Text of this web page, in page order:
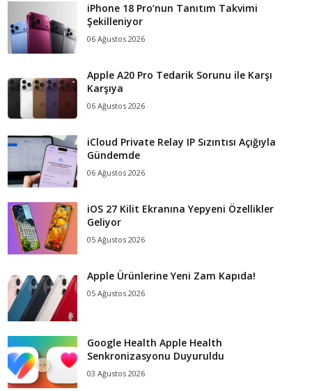
iPhone 18 Pro’nun Tanıtım Takvimi
Şekilleniyor
06 Ağustos 2026
Apple A20 Pro Tedarik Sorunu ile Karşı
Karşıya
06 Ağustos 2026
iCloud Private Relay IP Sızıntısı Açığıyla
Gündemde
06 Ağustos 2026
iOS 27 Kilit Ekranına Yepyeni Özellikler
Geliyor
05 Ağustos 2026
Apple Ürünlerine Yeni Zam Kapıda!
05 Ağustos 2026
Google Health Apple Health
Senkronizasyonu Duyuruldu
03 Ağustos 2026